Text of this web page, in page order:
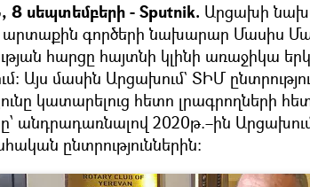
սեպտեմբերի - Sputnik. Արցախի
գործերի նախարար Մասիս
հարցը հայտնի կլինի առաջիկա
Այս մասին Արցախում` ՏԻՄ
կատարելուց հետո լրագրողների
անդրադառնալով 2020թ.–ին
ընտրություններին: